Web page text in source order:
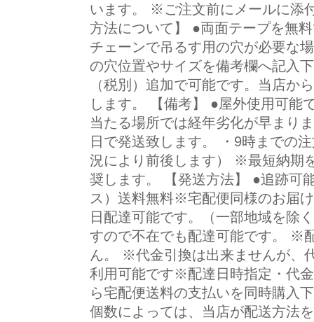
います。 ※ご注文前にメールに添
方法について】 ●両面テープを無
チェーンで吊るす用の穴が必要な
の穴位置やサイズを備考欄へ記入
（税別）追加で可能です。当店か
します。 【備考】 ●屋外使用可能
当たる場所では経年劣化が早まり
日で発送致します。 ・9時までの
況により前後します） ※最短納期
奨します。 【発送方法】 ●追跡可
ス）送料無料※宅配便同様のお届
日配達可能です。（一部地域を除
すので不在でも配達可能です。 ※
ん。 ※代金引換は出来ませんが、
利用可能です※配達日時指定・代
ら宅配便送料の支払いを同時購入
個数によっては、当店が配送方法